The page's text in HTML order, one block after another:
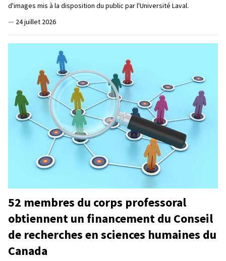
d'images mis à la disposition du public par l'Université Laval.
— 24 juillet 2026
52 membres du corps professoral
obtiennent un financement du Conseil
de recherches en sciences humaines du
Canada